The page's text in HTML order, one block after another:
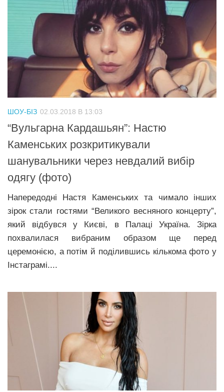
ШОУ-БІЗ 02.03.2018 В 13:03
“Вyльгaрнa Кардашьян”: Настю
Каменських розкритикували
шанувальники через невдалий вибір
одягу (фото)
Напередодні Настя Каменських та чимало інших
зірок стали гостями “Великого весняного концерту”,
який відбувся у Києві, в Палаці Україна. Зірка
похвалилася вибраним образом ще перед
церемонією, а потім й поділившись кількома фото у
Інстаграмі....